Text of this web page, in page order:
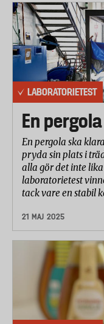
LABORATORIETEST
En
En pergola ska
pryda sin plats i
alla gör det inte
laboratorietest
tack vare en stabil
21 MAJ 2025